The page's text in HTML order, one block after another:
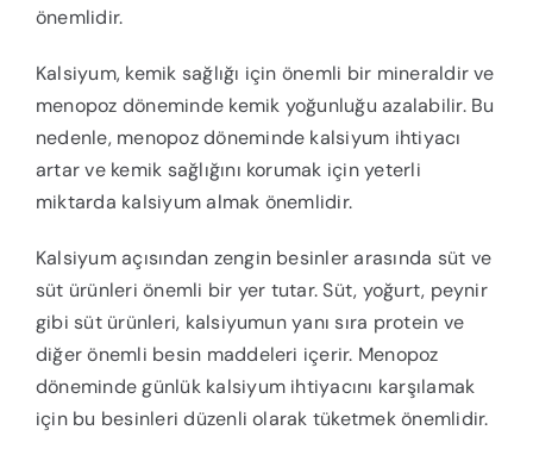
önemlidir.
Kalsiyum, kemik sağlığı için önemli bir mineraldir ve
menopoz döneminde kemik yoğunluğu azalabilir. Bu
nedenle, menopoz döneminde kalsiyum ihtiyacı
artar ve kemik sağlığını korumak için yeterli
miktarda kalsiyum almak önemlidir.
Kalsiyum açısından zengin besinler arasında süt ve
süt ürünleri önemli bir yer tutar. Süt, yoğurt, peynir
gibi süt ürünleri, kalsiyumun yanı sıra protein ve
diğer önemli besin maddeleri içerir. Menopoz
döneminde günlük kalsiyum ihtiyacını karşılamak
için bu besinleri düzenli olarak tüketmek önemlidir.